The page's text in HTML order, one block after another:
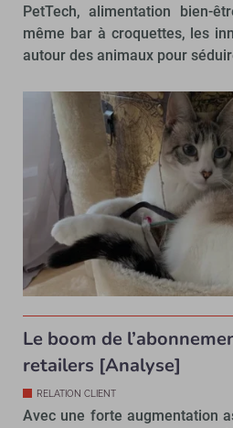
PetTech, alimentation bien-
même bar à croquettes, les
autour des animaux pour
Le boom de
retailers [Analyse]
RELATION CLIENT
Avec une forte augmentation